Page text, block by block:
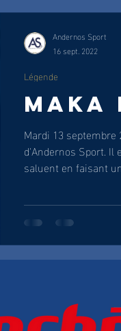
MAKA
Mardi 13
d'Andernos Sport. Il
saluent en faisant
Légende
Andernos Sport
16 sept. 2022